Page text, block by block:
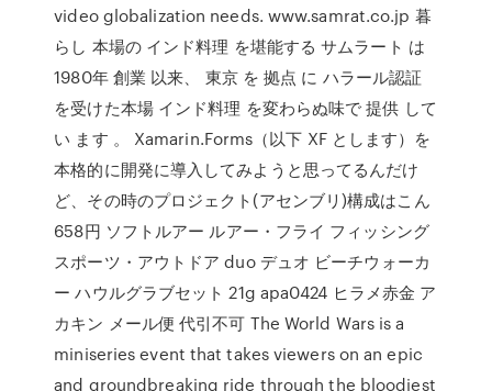
video globalization needs. www.samrat.co.jp 暮
らし 本場の インド料理 を堪能する サムラート は
1980年 創業 以来、 東京 を 拠点 に ハラール認証
を受けた本場 インド料理 を変わらぬ味で 提供 して
い ます 。 Xamarin.Forms（以下 XF とします）を
本格的に開発に導入してみようと思ってるんだけ
ど、その時のプロジェクト(アセンブリ)構成はこん
658円 ソフトルアー ルアー・フライ フィッシング
スポーツ・アウトドア duo デュオ ビーチウォーカ
ー ハウルグラブセット 21g apa0424 ヒラメ赤金 ア
カキン メール便 代引不可 The World Wars is a
miniseries event that takes viewers on an epic
and groundbreaking ride through the bloodiest